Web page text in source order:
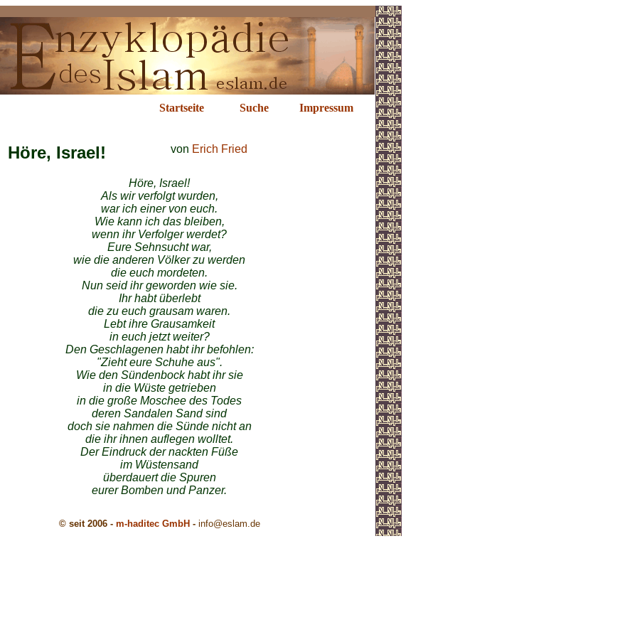
Startseite Suche Impressum
Höre, Israel! von Erich Fried
Höre, Israel!
Als wir verfolgt wurden,
war ich einer von euch.
Wie kann ich das bleiben,
wenn ihr Verfolger werdet?
Eure Sehnsucht war,
wie die anderen Völker zu werden
die euch mordeten.
Nun seid ihr geworden wie sie.
Ihr habt überlebt
die zu euch grausam waren.
Lebt ihre Grausamkeit
in euch jetzt weiter?
Den Geschlagenen habt ihr befohlen:
"Zieht eure Schuhe aus".
Wie den Sündenbock habt ihr sie
in die Wüste getrieben
in die große Moschee des Todes
deren Sandalen Sand sind
doch sie nahmen die Sünde nicht an
die ihr ihnen auflegen wolltet.
Der Eindruck der nackten Füße
im Wüstensand
überdauert die Spuren
eurer Bomben und Panzer.
© seit 2006 - m-haditec GmbH - info@eslam.de